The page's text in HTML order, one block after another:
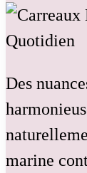
Des
marine